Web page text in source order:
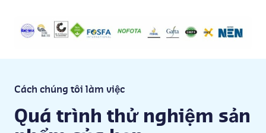
Cách chúng tôi làm việc
Quá trình thử nghiệm sản